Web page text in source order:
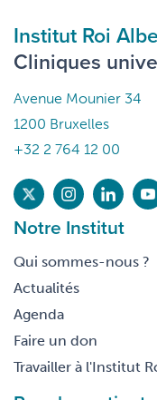
Institut Roi
Cliniques
Avenue Mounier 34
1200 Bruxelles
+32 2 764 12 00
Notre Institut
Qui sommes-nous ?
Actualités
Agenda
Faire un don
Travailler à l'Institut